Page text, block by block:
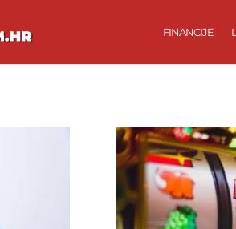
FINANCIJE